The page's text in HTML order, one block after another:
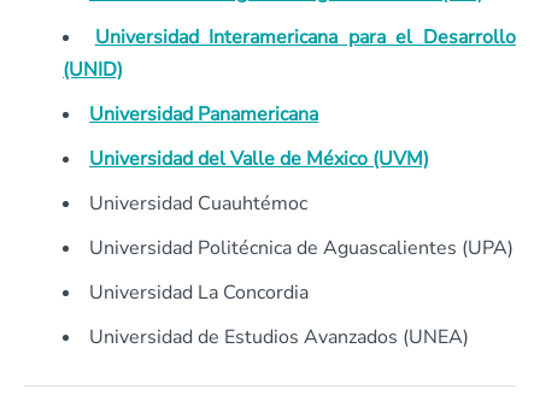
Universidad Interamericana para el Desarrollo
(UNID)
Universidad Panamericana
Universidad del Valle de México (UVM)
Universidad Cuauhtémoc
Universidad Politécnica de Aguascalientes (UPA)
Universidad La Concordia
Universidad de Estudios Avanzados (UNEA)